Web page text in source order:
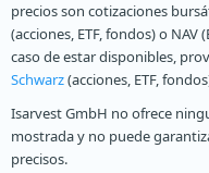
precios son cotizaciones
(acciones, ETF, fondos) o
caso de estar disponibles,
Schwarz(acciones, ETF,
Isarvest GmbH no ofrece
mostrada y no puede
precisos.